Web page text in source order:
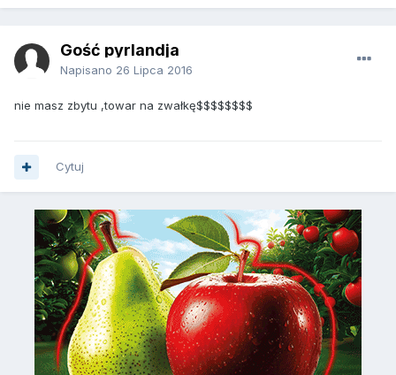
Gość pyrlandja
Napisano 26 Lipca 2016
nie masz zbytu ,towar na zwałkę$$$$$$$$
Cytuj